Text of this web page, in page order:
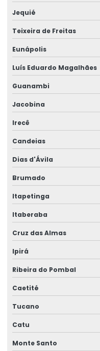
Impacto ambiental
Licença por adesão e
Licença ambiental por
Licença ambiental por
Licença ambiental de
Licença ambiental de
Licença ambiental de
Licença ambiental para
Licença ambiental de
Licença ambiental de
Licença ambiental de
Licença ambiental de
Licença ambiental prévia
Licença ambiental prévia
Licença ambiental de
Licença ambiental
Licença ambiental
Jequié
Teixeira de Freitas
Eunápolis
Luís Eduardo Magalhães
Guanambi
Jacobina
Irecê
Candeias
Dias d'Ávila
Brumado
Itapetinga
Itaberaba
Cruz das Almas
Ipirá
Ribeira do Pombal
Caetité
Tucano
Catu
Monte Santo